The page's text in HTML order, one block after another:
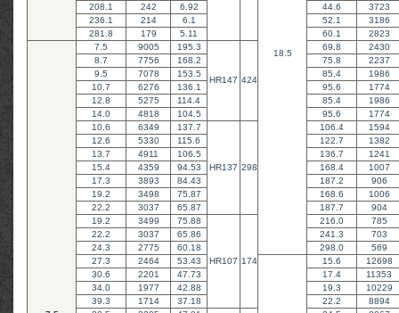
18.5
208.1
242 6.92 44.6
3723
236.1
214 6.1 52.1
3186
281.8
179 5.11 60.1 2823
7.5 9005 195.3
HR147 424
69.8
2430
8.7
7756 168.2 75.8
2237
9.5
7078 153.5 85.4
1986
10.7
6276 136.1 95.6
1774
12.8
5275 114.4 85.4
1986
14.0
4818 104.5 95.6
1774
10.6
6349 137.7
HR137 298
106.4
1594
12.6
5330 115.6 122.7
1382
13.7
4911 106.5 136.7
1241
15.4
4359 94.53 168.4
1007
17.3
3893 84.43 187.2
906
19.2
3498 75.87 168.6
1006
22.2
3037 65.87 187.7
904
19.2
3499 75.88
HR107 174
216.0
785
22.2
3037 65.86 241.3
703
24.3
2775 60.18 298.0
569
27.3
2464 53.43 15.6
12698
30.6
2201 47.73 17.4
11353
34.0
1977 42.88 19.3
10229
39.3
1714 37.18 22.2
8894